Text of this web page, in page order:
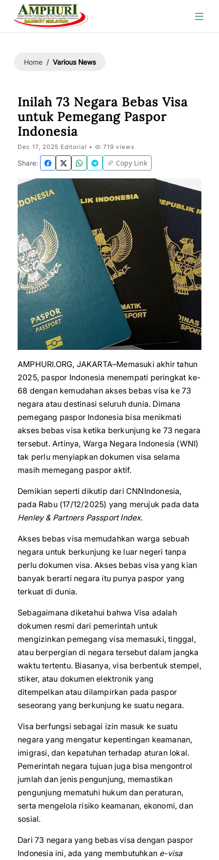
Home Various News
Inilah 73 Negara Bebas Visa
untuk Pemegang Paspor
Indonesia
Dec 17, 2025 Editorial • 719 views
Share: Copy Link
AMPHURI.ORG, JAKARTA–Memasuki akhir tahun
2025, paspor Indonesia menempati peringkat ke-
68 dengan kemudahan akses bebas visa ke 73
negara atau destinasi seluruh dunia. Dimana
pemegang paspor Indonesia bisa menikmati
akses bebas visa ketika berkunjung ke 73 negara
tersebut. Artinya, Warga Negara Indonesia (WNI)
tak perlu menyiapkan dokumen visa selama
masih memegang paspor aktif.
Demikian seperti dikutip dari CNNIndonesia,
pada Rabu (17/12/2025) yang merujuk pada data
Henley & Partners Passport Index.
Akses bebas visa memudahkan warga sebuah
negara untuk berkunjung ke luar negeri tanpa
perlu dokumen visa. Akses bebas visa yang kian
banyak berarti negara itu punya paspor yang
terkuat di dunia.
Sebagaimana diketahui bahwa Visa adalah
dokumen resmi dari pemerintah untuk
mengizinkan pemegang visa memasuki, tinggal,
atau berpergian di negara tersebut dalam jangka
waktu tertentu. Biasanya, visa berbentuk stempel,
stiker, atau dokumen elektronik yang
ditempelkan atau dilampirkan pada paspor
seseorang yang berkunjung ke suatu negara.
Visa berfungsi sebagai izin masuk ke suatu
negara yang mengatur kepentingan keamanan,
imigrasi, dan kepatuhan terhadap aturan lokal.
Pemerintah negara tujuan juga bisa mengontrol
jumlah dan jenis pengunjung, memastikan
pengunjung mematuhi hukum dan peraturan,
serta mengelola risiko keamanan, ekonomi, dan
sosial.
Dari 73 negara yang bebas visa dengan paspor
Indonesia ini, ada yang membutuhkan e-visa